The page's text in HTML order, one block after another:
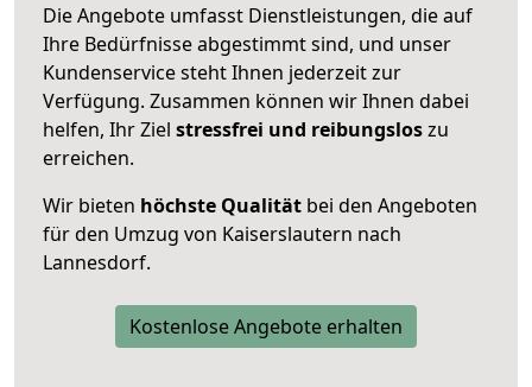
Die Angebote umfasst Dienstleistungen, die auf
Ihre Bedürfnisse abgestimmt sind, und unser
Kundenservice steht Ihnen jederzeit zur
Verfügung. Zusammen können wir Ihnen dabei
helfen, Ihr Ziel stressfrei und reibungsloszu
erreichen.
Wir bieten höchste Qualität bei den Angeboten
für den Umzug von Kaiserslautern nach
Lannesdorf.
Kostenlose Angebote erhalten